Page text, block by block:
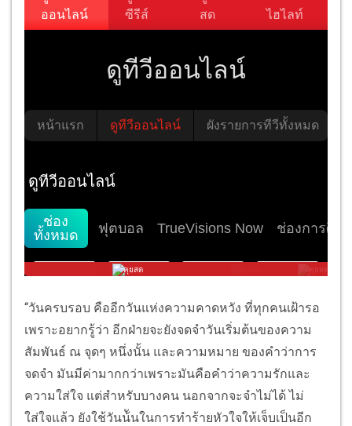
“วันครบรอบ คืออีกวันแห่งความคาดหวัง ที่ทุกคนเฝ้ารอ
เพราะอยากรู้ว่า อีกฝ่ายจะยังจดจำวันเริ่มต้นของความ
สัมพันธ์ ณ จุดๆ หนึ่งนั้น และความหมาย ของคําว่าการ
จดจำ มันมีค่ามากกว่าเพราะมันคือคําว่าความรักและ
ความใส่ใจ แต่สำหรับบางคน นอกจากจะจำไม่ได้ ไม่
ใส่ใจแล้ว ยังใช้วันน้ันในการทำร้ายหัวใจให้เจ็บเป็นอีก